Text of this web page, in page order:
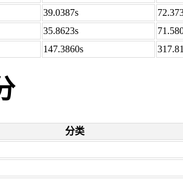
39.0387s
35.8623s
147.3860s
分类